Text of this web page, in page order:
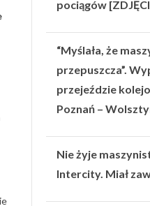
pociągów
“Myślała, że
przepuszcza”.
przejeździe
Poznań –
Nie żyje
Intercity. Miał